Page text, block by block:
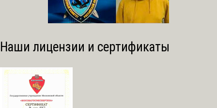
Наши лицензии и сертификаты